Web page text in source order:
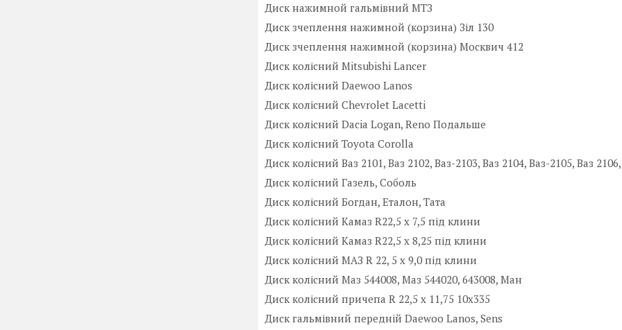
Диск нажимной гальмівний МТЗ
Диск зчеплення нажимной (корзина) Зіл 130
Диск зчеплення нажимной (корзина) Москвич 412
Диск колісний Mitsubishi Lancer
Диск колісний Daewoo Lanos
Диск колісний Chevrolet Lacetti
Диск колісний Dacia Logan, Reno Подальше
Диск колісний Toyota Corolla
Диск колісний Ваз 2101, Ваз 2102, Ваз-2103, Ваз 2104, Ваз-2105, Ваз
Диск колісний Газель, Соболь
Диск колісний Богдан, Еталон, Тата
Диск колісний Камаз R22,5 х 7,5 під клини
Диск колісний Камаз R22,5 х 8,25 під клини
Диск колісний МАЗ R 22, 5 х 9,0 під клини
Диск колісний Маз 544008, Маз 544020, 643008, Ман
Диск колісний причепа R 22,5 х 11,75 10х335
Диск гальмівний передній Daewoo Lanos, Sens